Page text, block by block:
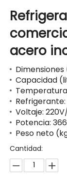
acero
Capacidad
Refrigerante:
Voltaje:
Potencia:
Peso neto
Cantidad: